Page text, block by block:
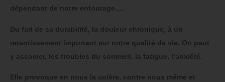
dépendant de notre entourage….
Du fait de sa durabilité, la douleur chronique, à un
retentissement important sur notre qualité de vie. On peut
y associer, les troubles du sommeil, la fatigue, l’anxiété.
Elle provoque en nous la colère, contre nous même et